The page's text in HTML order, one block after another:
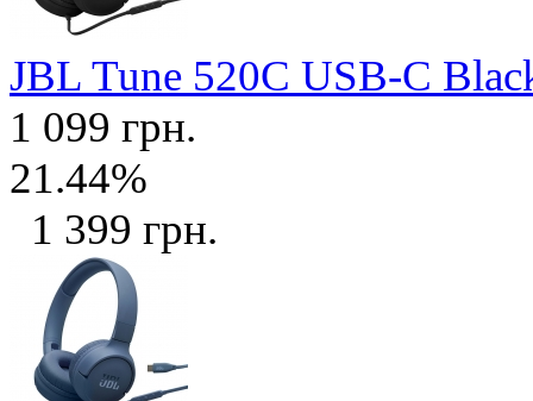
JBL Tune 520C USB-C
1 099 грн.
21.44%
1 399 грн.